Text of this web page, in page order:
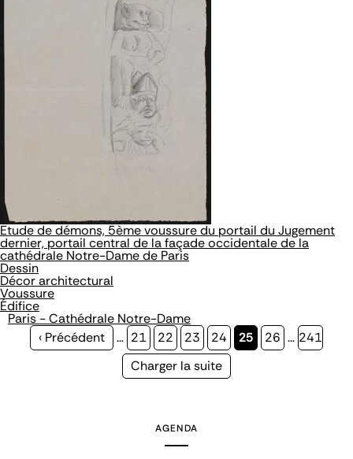
Etude de démons, 5ème voussure du portail du Jugement
dernier, portail central de la façade occidentale de la
cathédrale Notre-Dame de Paris
Dessin
Décor architectural
Voussure
Édifice
Paris - Cathédrale Notre-Dame
Page
‹ Précédent … Page
21 Page
22 Page
23 Page
24
Page
25 Page
26 … Page
241
Page
Charger la suite
AGENDA